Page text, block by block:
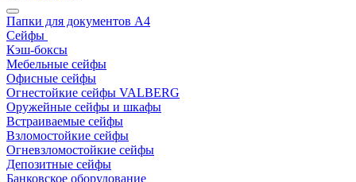
Папки для документов A4
Сейфы
Кэш-боксы
Мебельные сейфы
Офисные сейфы
Огнестойкие сейфы VALBERG
Оружейные сейфы и шкафы
Встраиваемые сейфы
Взломостойкие сейфы
Огневзломостойкие сейфы
Депозитные сейфы
Банковское оборудование